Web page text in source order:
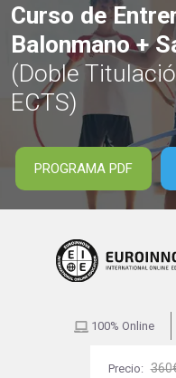
Curso de
Balonmano +
(Doble
ECTS)
PROGRAMA PDF
100% Online
Precio: